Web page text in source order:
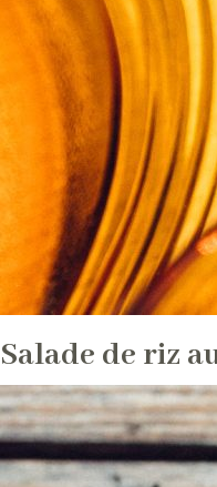
Salade de riz